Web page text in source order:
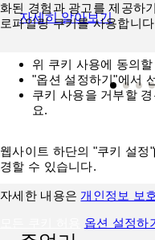
자세히 알아보기
화된 경험과 광고를 제공하
로파일링 쿠키를 사용합니
위 쿠키 사용에 동의
"옵션 설정하기"에서
쿠키 사용을 거부할
요.
웹사이트 하단의 "쿠키 설
경할 수 있습니다.
자세한 내용은 개인정보 보
옵션 설정하